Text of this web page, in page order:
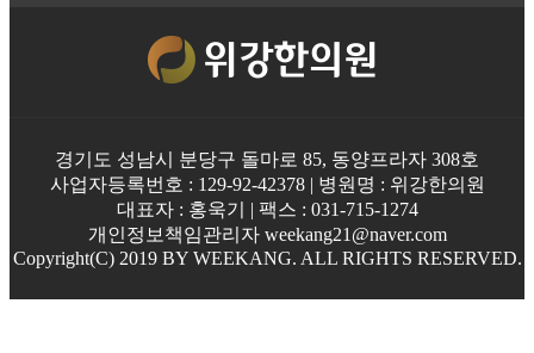
경기도 성남시 분당구 돌마로 85, 동양프라자 308호
사업자등록번호 : 129-92-42378 | 병원명 : 위강한의원
대표자 : 홍욱기 | 팩스 : 031-715-1274
개인정보책임관리자 weekang21@naver.com
Copyright(C) 2019 BY WEEKANG. ALL RIGHTS RESERVED.